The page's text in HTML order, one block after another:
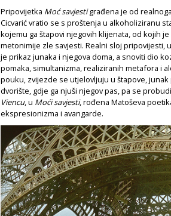
Pripovijetka Moć savjestigrađena je od
Cicvarić vratio se s proštenja u alkoholiziranu
kojemu ga štapovi njegovih klijenata, od kojih
metonimije zle savjesti. Realni sloj pripovijesti,
je prikaz junaka i njegova doma, a snoviti dio
pomaka, simultanizma, realiziranih metafora i
pouku, zvijezde se utjelovljuju u štapove,
dvorište, gdje ga njuši njegov pas, pa se
Viencu, u Moći savjesti, rođena Matoševa
ekspresionizma i avangarde.